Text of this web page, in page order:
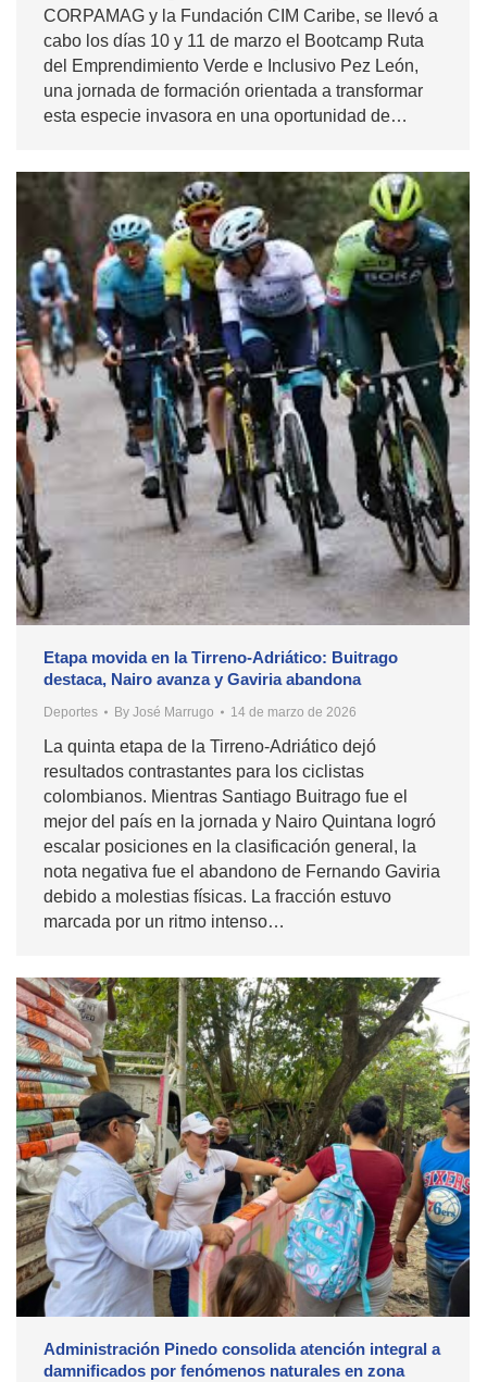
CORPAMAG y la Fundación CIM Caribe, se llevó a
cabo los días 10 y 11 de marzo el Bootcamp Ruta
del Emprendimiento Verde e Inclusivo Pez León,
una jornada de formación orientada a transformar
esta especie invasora en una oportunidad de…
Etapa movida en la Tirreno-Adriático: Buitrago
destaca, Nairo avanza y Gaviria abandona
Deportes By José Marrugo 14 de marzo de 2026
La quinta etapa de la Tirreno-Adriático dejó
resultados contrastantes para los ciclistas
colombianos. Mientras Santiago Buitrago fue el
mejor del país en la jornada y Nairo Quintana logró
escalar posiciones en la clasificación general, la
nota negativa fue el abandono de Fernando Gaviria
debido a molestias físicas. La fracción estuvo
marcada por un ritmo intenso…
Administración Pinedo consolida atención integral a
damnificados por fenómenos naturales en zona